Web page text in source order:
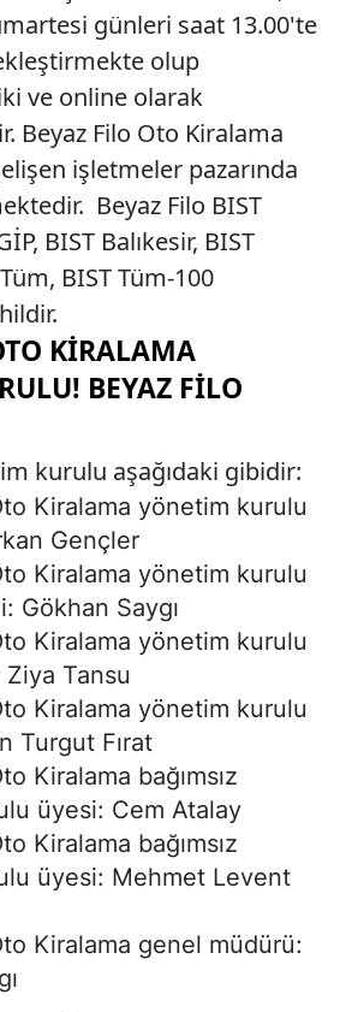
günleri saat 13.00'te
olup
ve online olarak
Beyaz Filo Oto Kiralama
işletmeler pazarında
Beyaz Filo BIST
BIST Balıkesir, BIST
BIST Tüm-100
KIRALAMA
BEYAZ FILO
kurulu aşağıdaki gibidir:
Kiralama yönetim kurulu
Gençler
Kiralama yönetim kurulu
Gökhan Saygı
Kiralama yönetim kurulu
Tansu
Kiralama yönetim kurulu
Turgut Fırat
Kiralama bağımsız
üyesi: Cem Atalay
Kiralama bağımsız
üyesi: Mehmet Levent
Kiralama genel müdürü: